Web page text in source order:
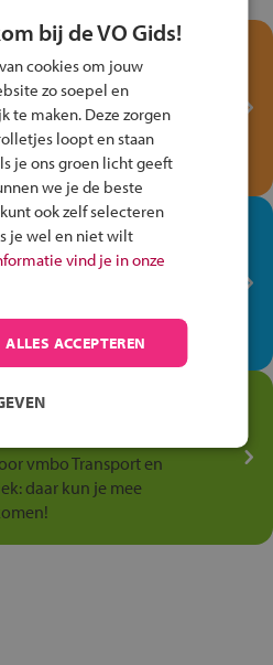
je kennis met het
Veilig
Fiets Veilig Verkeersspel
een Cortina-fiets!
winkel ben je op je
via het vmbo jouw talent
winkelvloer, waar elke dag
is!
talent in de
vmbo Transport en
daar kun je mee
bij de VO Gids!
cookies om jouw
zo soepel en
te maken. Deze zorgen
loopt en staan
je ons groen licht geeft
we je de beste
ook zelf selecteren
je wel en niet wilt
vind je in onze
ALLES ACCEPTEREN